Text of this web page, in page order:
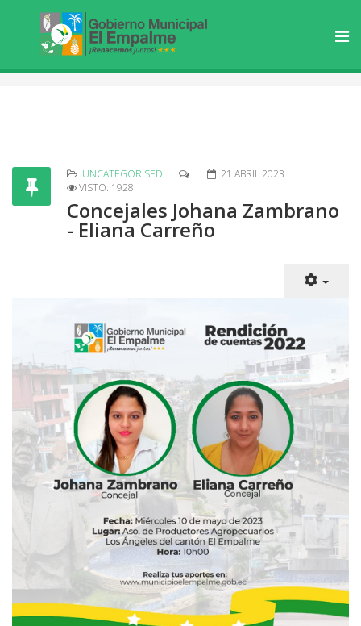
UNCATEGORISED
21 ABRIL 2023
VISTO: 1928
Concejales Johana Zambrano
- Eliana Carreño